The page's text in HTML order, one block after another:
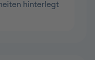
hinterlegt